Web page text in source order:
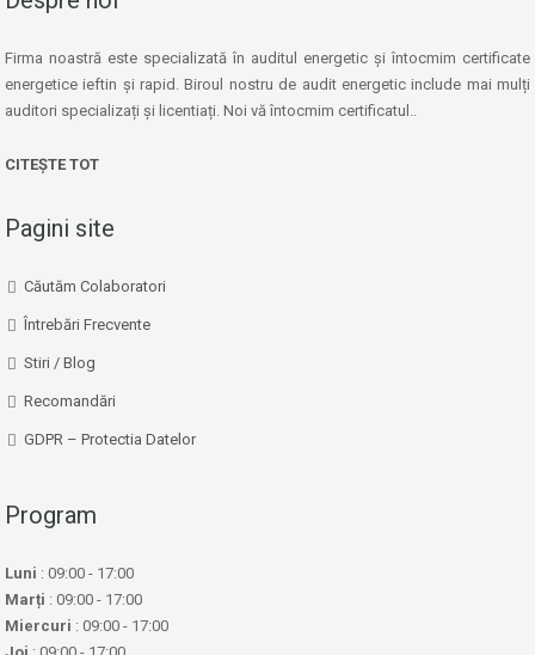
Firma noastră este specializată în auditul energetic și întocmim certificate
energetice ieftin și rapid. Biroul nostru de audit energetic include mai mulți
auditori specializați și licentiați. Noi vă întocmim certificatul..
CITEȘTE TOT
Pagini site
Căutăm Colaboratori
Întrebări Frecvente
Stiri / Blog
Recomandări
GDPR – Protectia Datelor
Program
Luni : 09:00 - 17:00
Marți : 09:00 - 17:00
Miercuri : 09:00 - 17:00